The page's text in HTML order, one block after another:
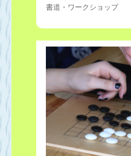
書道・ワークショップ